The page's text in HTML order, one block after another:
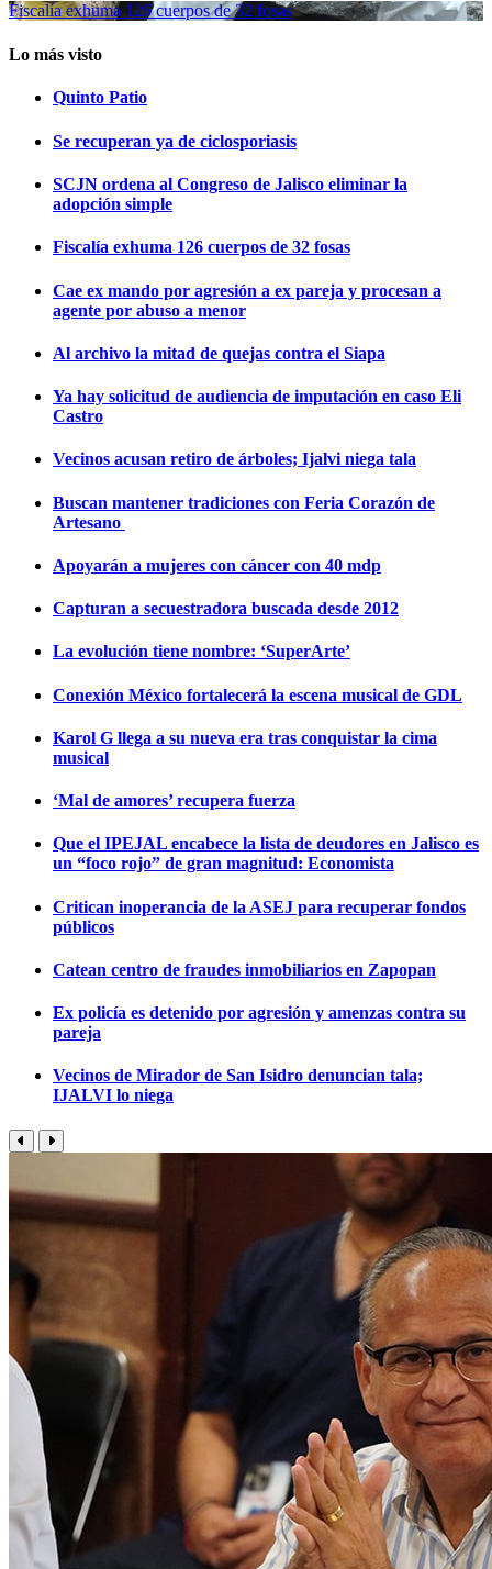
Fiscalía exhuma 126 cuerpos de 32 fosas
Lo más visto
Quinto Patio
Se recuperan ya de ciclosporiasis
SCJN ordena al Congreso de Jalisco eliminar la
adopción simple
Fiscalía exhuma 126 cuerpos de 32 fosas
Cae ex mando por agresión a ex pareja y procesan a
agente por abuso a menor
Al archivo la mitad de quejas contra el Siapa
Ya hay solicitud de audiencia de imputación en caso Eli
Castro
Vecinos acusan retiro de árboles; Ijalvi niega tala
Buscan mantener tradiciones con Feria Corazón de
Artesano
Apoyarán a mujeres con cáncer con 40 mdp
Capturan a secuestradora buscada desde 2012
La evolución tiene nombre: ‘SuperArte’
Conexión México fortalecerá la escena musical de GDL
Karol G llega a su nueva era tras conquistar la cima
musical
‘Mal de amores’ recupera fuerza
Que el IPEJAL encabece la lista de deudores en Jalisco es
un “foco rojo” de gran magnitud: Economista
Critican inoperancia de la ASEJ para recuperar fondos
públicos
Catean centro de fraudes inmobiliarios en Zapopan
Ex policía es detenido por agresión y amenzas contra su
pareja
Vecinos de Mirador de San Isidro denuncian tala;
IJALVI lo niega